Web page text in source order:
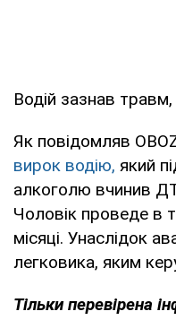
Водій зазнав
Як повідомляв
вирок водію, який
алкоголю вчинив
Чоловік проведе в
місяці. Унаслідок
легковика, яким
Тільки перевірена